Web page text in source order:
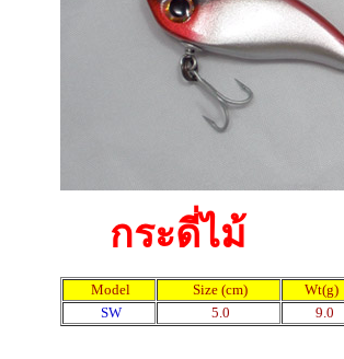
กระดี่ไม้
Model Size (cm) Wt(g)
SW
5.0 9.0